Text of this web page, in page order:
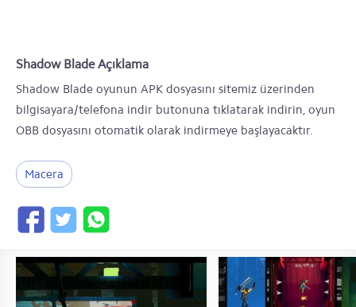
Shadow Blade Açıklama
Shadow Blade oyunun APK dosyasını sitemiz üzerinden
bilgisayara/telefona indir butonuna tıklatarak indirin, oyun
OBB dosyasını otomatik olarak indirmeye başlayacaktır.
Macera